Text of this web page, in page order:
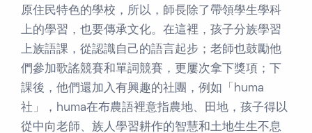
原住民特色的學校，所以，師長除了帶領學生學科
上的學習，也要傳承文化。在這裡，孩子分族學習
上族語課，從認識自己的語言起步；老師也鼓勵他
們參加歌謠競賽和單詞競賽，更屢次拿下獎項；下
課後，他們還加入有興趣的社團，例如「huma
社」，huma在布農語裡意指農地、田地，孩子得以
從中向老師、族人學習耕作的智慧和土地生生不息